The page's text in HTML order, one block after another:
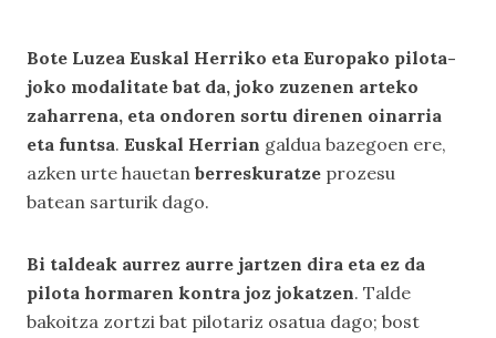
Bote Luzea Euskal Herriko eta Europako pilota-
joko modalitate bat da, joko zuzenen arteko
zaharrena, eta ondoren sortu direnen oinarria
eta funtsa. Euskal Herrian galdua bazegoen ere,
azken urte hauetan berreskuratze prozesu
batean sarturik dago.
Bi taldeak aurrez aurre jartzen dira eta ez da
pilota hormaren kontra joz jokatzen. Talde
bakoitza zortzi bat pilotariz osatua dago; bost